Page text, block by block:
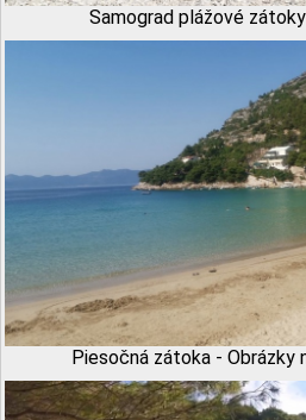
Samograd plážové
Piesočná zátoka - Obrázky